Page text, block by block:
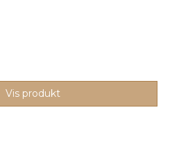
Vis produkt